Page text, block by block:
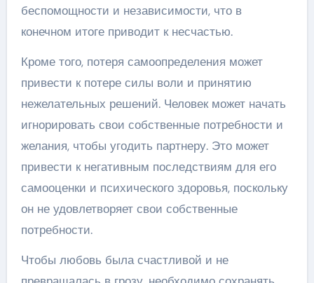
беспомощности и независимости, что в
конечном итоге приводит к несчастью.
Кроме того, потеря самоопределения может
привести к потере силы воли и принятию
нежелательных решений. Человек может начать
игнорировать свои собственные потребности и
желания, чтобы угодить партнеру. Это может
привести к негативным последствиям для его
самооценки и психического здоровья, поскольку
он не удовлетворяет свои собственные
потребности.
Чтобы любовь была счастливой и не